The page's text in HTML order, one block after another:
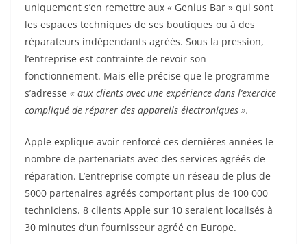
uniquement s’en remettre aux « Genius Bar » qui sont
les espaces techniques de ses boutiques ou à des
réparateurs indépendants agréés. Sous la pression,
l’entreprise est contrainte de revoir son
fonctionnement. Mais elle précise que le programme
s’adresse « aux clients avec une expérience dans l’exercice
compliqué de réparer des appareils électroniques ».
Apple explique avoir renforcé ces dernières années le
nombre de partenariats avec des services agréés de
réparation. L’entreprise compte un réseau de plus de
5000 partenaires agréés comportant plus de 100 000
techniciens. 8 clients Apple sur 10 seraient localisés à
30 minutes d’un fournisseur agréé en Europe.